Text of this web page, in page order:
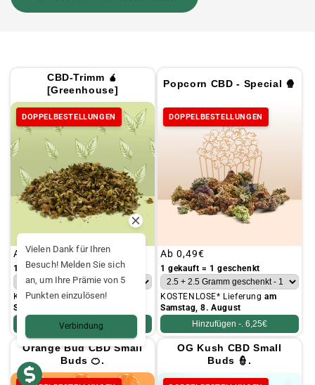
CBD-Trimm 🧉
[Greenhouse]
DOPPELBESTELLUNGEN
Üblicher
Preis
Ab0,19€
1 gekauft = 1 geschenkt
KOSTENLOSE* Lieferung
Samstag, 8. August
Hinzufügen -.4,95€
Popcorn CBD - Special 🍿
DOPPELBESTELLUNGEN
Üblicher
Preis
Ab 0,49€
1 gekauft = 1 geschenkt
KOSTENLOSE* Lieferungam
Samstag, 8. August
Hinzufügen -. 6,25€
Orange Bud CBD Small
Buds 🍊.
OG Kush CBD Small
Buds 👮.
Vielen Dank für Ihren
Besuch! Melden Sie sich
an, um Ihre Prämie von 5
Punkten einzulösen!
Verbindung